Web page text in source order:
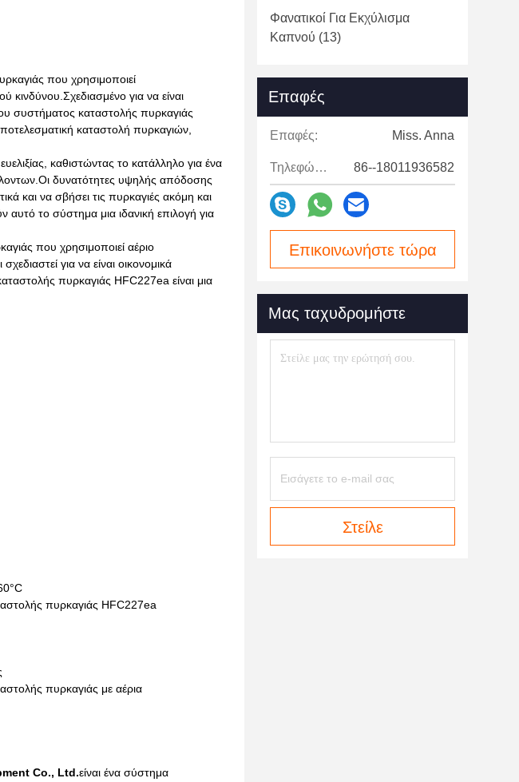
που χρησιμοποιεί
για να είναι
συστήματος καταστολής πυρκαγιάς
καταστολή πυρκαγιών,
καθιστώντας το κατάλληλο για ένα
δυνατότητες υψηλής απόδοσης
και να σβήσει τις πυρκαγιές ακόμη και
αυτό το σύστημα μια ιδανική επιλογή για
που χρησιμοποιεί αέριο
για να είναι οικονομικά
πυρκαγιάς HFC227ea είναι μια
πυρκαγιάς HFC227ea
πυρκαγιάς με αέρια
Co., Ltd.είναι ένα σύστημα
Φανατικοί Για Εκχύλισμα
Καπνού (13)
Επαφές
Επαφές: Miss. Anna
Τηλεφώνημα: 86--18011936582
Επικοινωνήστε τώρα
Μας ταχυδρομήστε
Στείλε